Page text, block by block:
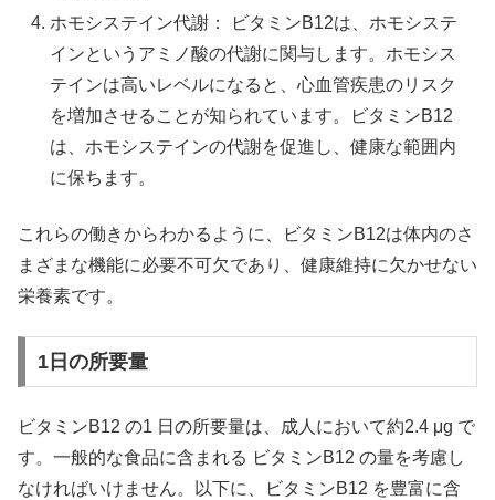
ホモシステイン代謝： ビタミンB12は、ホモシステ
インというアミノ酸の代謝に関与します。ホモシス
テインは高いレベルになると、心血管疾患のリスク
を増加させることが知られています。ビタミンB12
は、ホモシステインの代謝を促進し、健康な範囲内
に保ちます。
これらの働きからわかるように、ビタミンB12は体内のさ
まざまな機能に必要不可欠であり、健康維持に欠かせない
栄養素です。
1日の所要量
ビタミンB12 の1 日の所要量は、成人において約2.4 μg で
す。一般的な食品に含まれる ビタミンB12 の量を考慮し
なければいけません。以下に、ビタミンB12 を豊富に含